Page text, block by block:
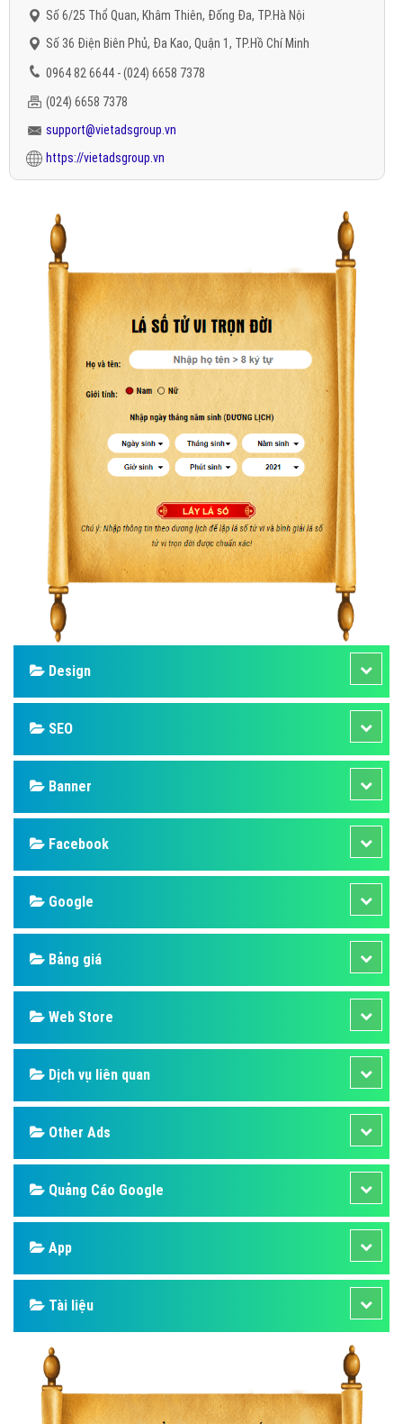
Số 6/25 Thổ Quan, Khâm Thiên, Đống Đa, TP.Hà Nội
Số 36 Điện Biên Phủ, Đa Kao, Quận 1, TP.Hồ Chí Minh
0964 82 6644 - (024) 6658 7378
(024) 6658 7378
support@vietadsgroup.vn
https://vietadsgroup.vn
Design
SEO
Banner
Facebook
Google
Bảng giá
Web Store
Dịch vụ liên quan
Other Ads
Quảng Cáo Google
App
Tài liệu